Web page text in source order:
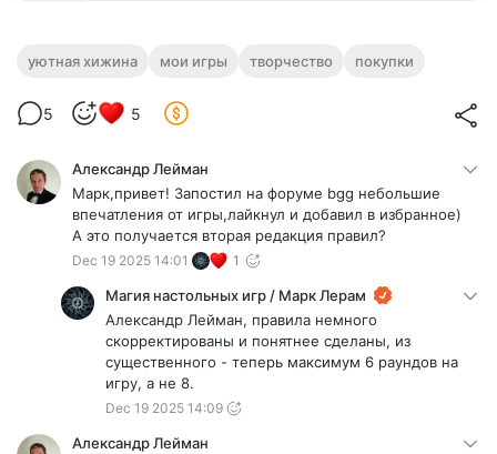
уютная хижина мои игры творчество покупки
5 5
Александр Лейман
Марк,привет! Запостил на форуме bgg небольшие
впечатления от игры,лайкнул и добавил в избранное)
А это получается вторая редакция правил?
Dec 19 2025 14:01 1
Магия настольных игр / Марк Лерам
Александр Лейман, правила немного
скорректированы и понятнее сделаны, из
существенного - теперь максимум 6 раундов на
игру, а не 8.
Dec 19 2025 14:09
Александр Лейман